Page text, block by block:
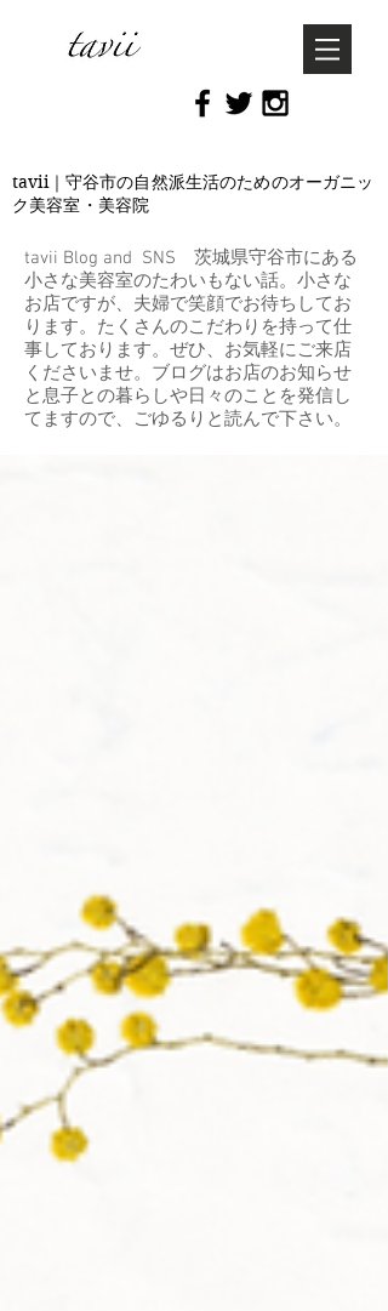
tavii｜守谷市の自然派生活のためのオーガニッ
ク美容室・美容院
tavii Blog and SNS 茨城県守谷市にある
小さな美容室のたわいもない話。小さな
お店ですが、夫婦で笑顔でお待ちしてお
ります。たくさんのこだわりを持って仕
事しております。ぜひ、お気軽にご来店
くださいませ。ブログはお店のお知らせ
と息子との暮らしや日々のことを発信し
てますので、ごゆるりと読んで下さい。